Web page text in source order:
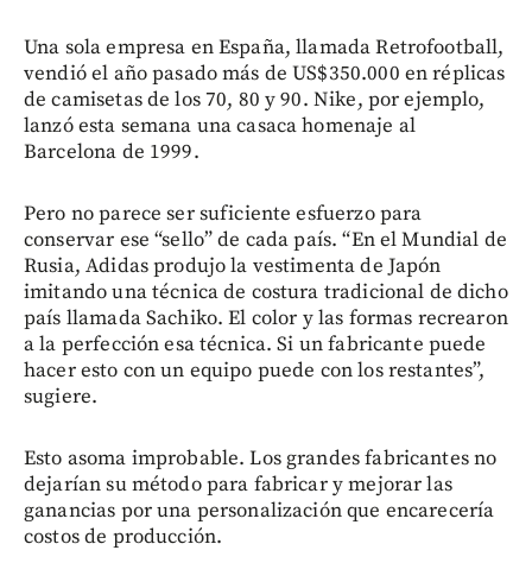
Una sola empresa en España, llamada Retrofootball,
vendió el año pasado más de US$350.000 en réplicas
de camisetas de los 70, 80 y 90. Nike, por ejemplo,
lanzó esta semana una casaca homenaje al
Barcelona de 1999.
Pero no parece ser suficiente esfuerzo para
conservar ese “sello” de cada país. “En el Mundial de
Rusia, Adidas produjo la vestimenta de Japón
imitando una técnica de costura tradicional de dicho
país llamada Sachiko. El color y las formas recrearon
a la perfección esa técnica. Si un fabricante puede
hacer esto con un equipo puede con los restantes”,
sugiere.
Esto asoma improbable. Los grandes fabricantes no
dejarían su método para fabricar y mejorar las
ganancias por una personalización que encarecería
costos de producción.